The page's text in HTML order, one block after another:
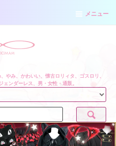
メニュー
やみ、かわいい、懐古ロリィタ、ゴスロリ、
ンダーレス、男・女性・通販。